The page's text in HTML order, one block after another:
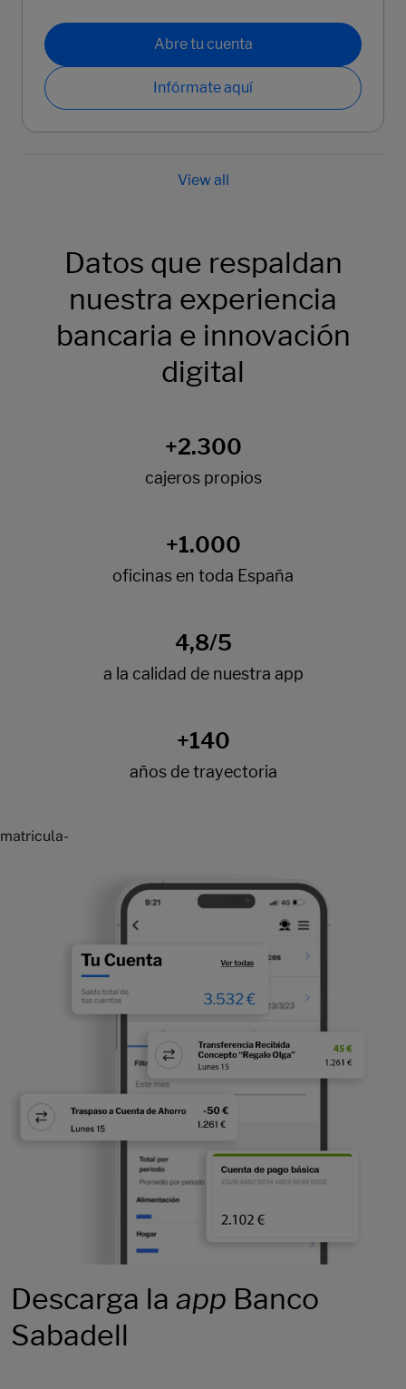
Abre tu cuenta
Infórmate aquí
Datos que respaldan
nuestra experiencia
bancaria e innovación
digital
matricula-
Descarga la app Banco
Sabadell